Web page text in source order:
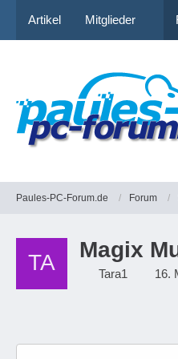
Artikel Mitglieder
Paules-PC-Forum.de Forum
Magix
Tara1 16.